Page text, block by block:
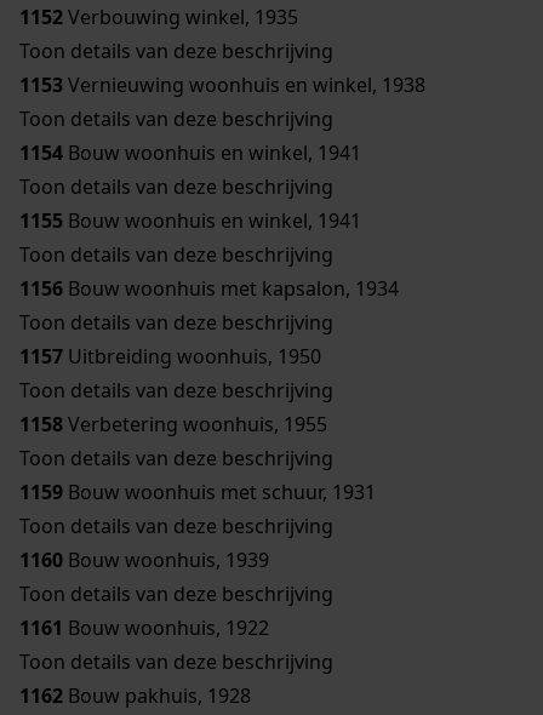
1152Verbouwing winkel, 1935
Toon details van deze beschrijving
1153Vernieuwing woonhuis en winkel, 1938
Toon details van deze beschrijving
1154 Bouw woonhuis en winkel, 1941
Toon details van deze beschrijving
1155 Bouw woonhuis en winkel, 1941
Toon details van deze beschrijving
1156 Bouw woonhuis met kapsalon, 1934
Toon details van deze beschrijving
1157 Uitbreiding woonhuis, 1950
Toon details van deze beschrijving
1158Verbetering woonhuis, 1955
Toon details van deze beschrijving
1159 Bouw woonhuis met schuur, 1931
Toon details van deze beschrijving
1160 Bouw woonhuis, 1939
Toon details van deze beschrijving
1161 Bouw woonhuis, 1922
Toon details van deze beschrijving
1162 Bouw pakhuis, 1928